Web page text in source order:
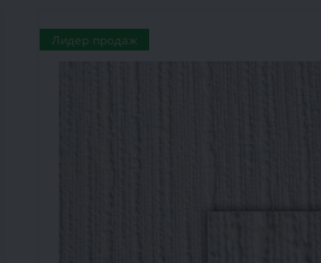
Лидер продаж